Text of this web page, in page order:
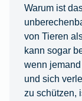
Warum ist
von Tieren
kann sogar
wenn
und sich
zu schützen,